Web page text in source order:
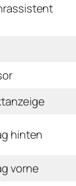
hinten
vorne